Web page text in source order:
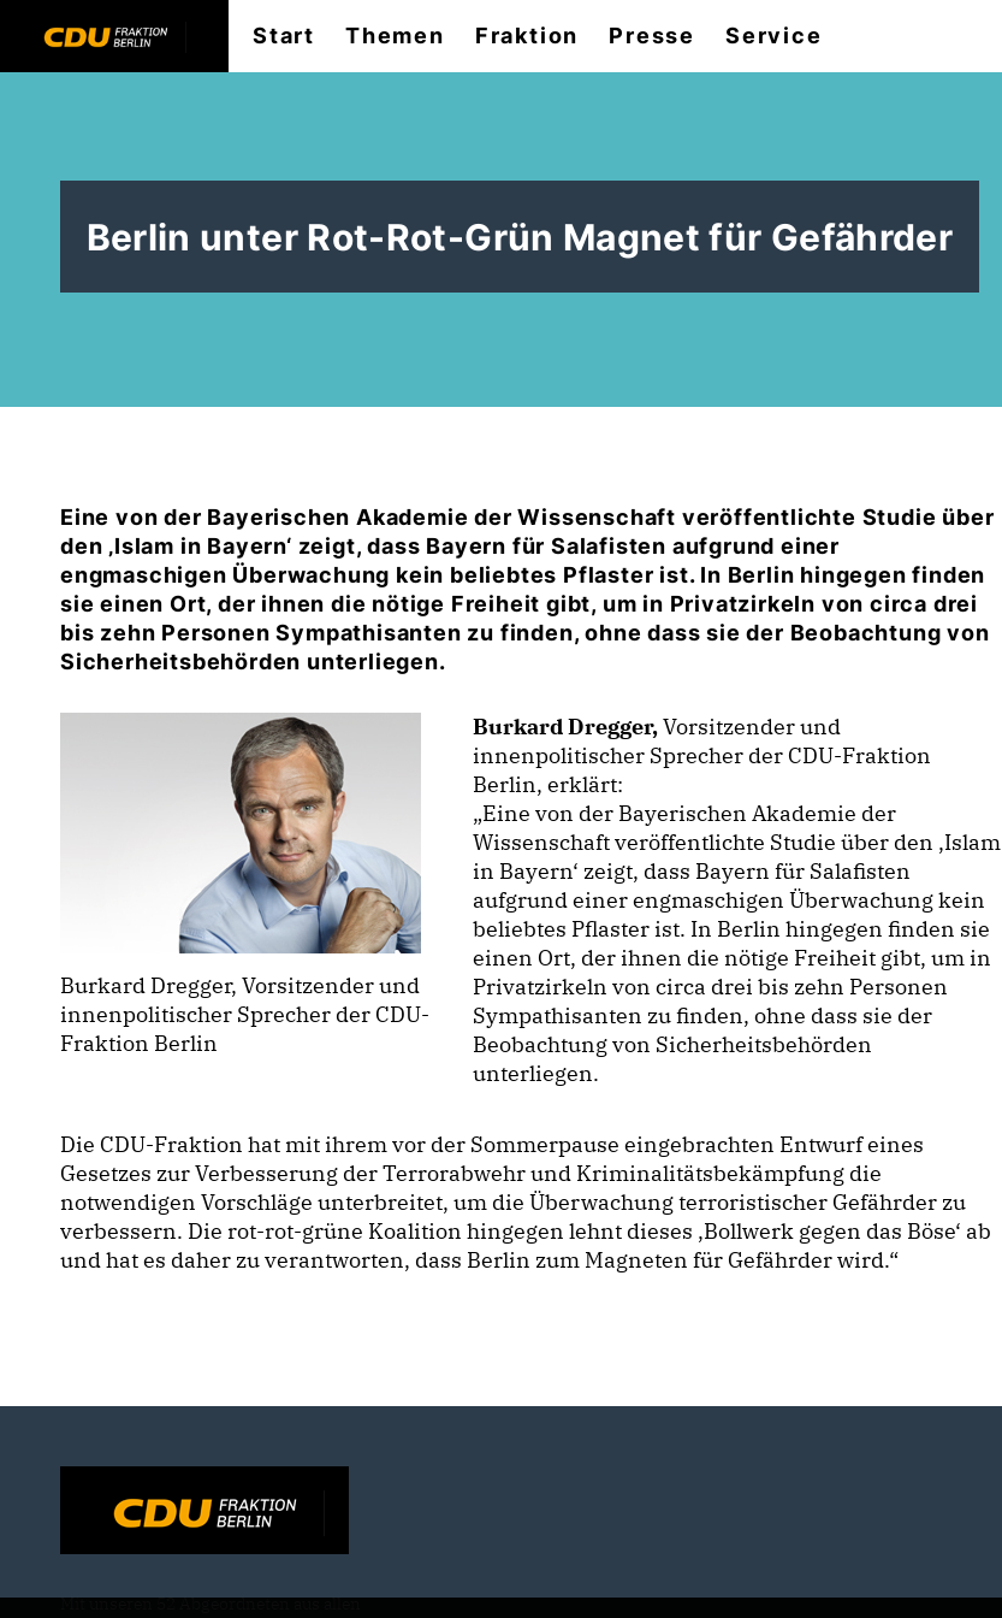
Start Themen Fraktion Presse Service
Berlin unter Rot-Rot-Grün Magnet für Gefährder
Eine von der Bayerischen Akademie der Wissenschaft veröffentlichte Studie über
den ‚Islam in Bayern‘ zeigt, dass Bayern für Salafisten aufgrund einer
engmaschigen Überwachung kein beliebtes Pflaster ist. In Berlin hingegen finden
sie einen Ort, der ihnen die nötige Freiheit gibt, um in Privatzirkeln von circa drei
bis zehn Personen Sympathisanten zu finden, ohne dass sie der Beobachtung von
Sicherheitsbehörden unterliegen.
Burkard Dregger, Vorsitzender und
innenpolitischer Sprecher der CDU-
Fraktion Berlin
Burkard Dregger,Vorsitzender und
innenpolitischer Sprecher der CDU-Fraktion
Berlin, erklärt:
Eine von der Bayerischen Akademie der
Wissenschaft veröffentlichte Studie über den ‚Islam
in Bayern‘ zeigt, dass Bayern für Salafisten
aufgrund einer engmaschigen Überwachung kein
beliebtes Pflaster ist. In Berlin hingegen finden sie
einen Ort, der ihnen die nötige Freiheit gibt, um in
Privatzirkeln von circa drei bis zehn Personen
Sympathisanten zu finden, ohne dass sie der
Beobachtung von Sicherheitsbehörden
unterliegen.
Die CDU-Fraktion hat mit ihrem vor der Sommerpause eingebrachten Entwurf eines
Gesetzes zur Verbesserung der Terrorabwehr und Kriminalitätsbekämpfung die
notwendigen Vorschläge unterbreitet, um die Überwachung terroristischer Gefährder zu
verbessern. Die rot-rot-grüne Koalition hingegen lehnt dieses ‚Bollwerk gegen das Böse‘ ab
und hat es daher zu verantworten, dass Berlin zum Magneten für Gefährder wird.“
Mit unseren 52 Abgeordneten aus allen